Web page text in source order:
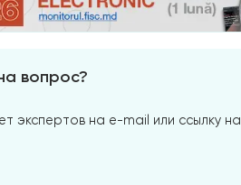
вопрос?
экспертов на e-mail или ссылку на